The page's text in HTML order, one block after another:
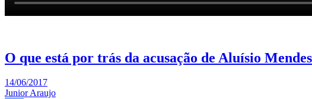
O que está por trás da acusação de Aluísio
14/06/2017
Junior Araujo